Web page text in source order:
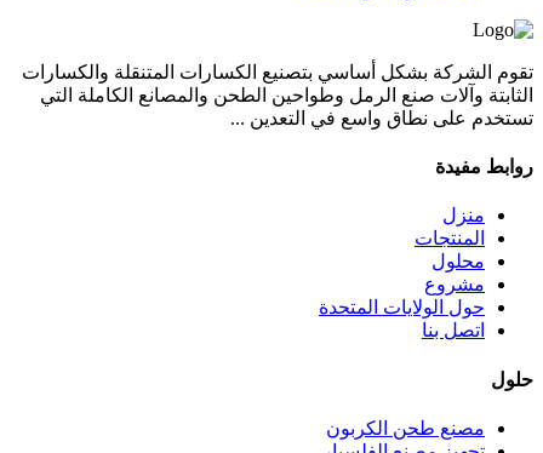
تقوم الشركة بشكل أساسي بتصنيع الكسارات المتنقلة والكسارات
الثابتة وآلات صنع الرمل وطواحين الطحن والمصانع الكاملة التي
تستخدم على نطاق واسع في التعدين ...
روابط مفيدة
منزل
المنتجات
محلول
مشروع
حول الولايات المتحدة
اتصل بنا
حلول
مصنع طحن الكربون